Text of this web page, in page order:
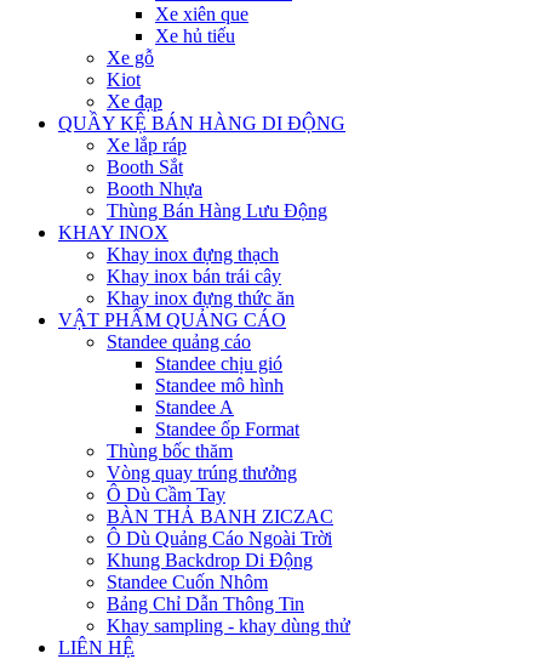
Xe xiên que
Xe hủ tiếu
Xe gỗ
Kiot
Xe đạp
QUẦY KỆ BÁN HÀNG DI ĐỘNG
Xe lắp ráp
Booth Sắt
Booth Nhựa
Thùng Bán Hàng Lưu Động
KHAY INOX
Khay inox đựng thạch
Khay inox bán trái cây
Khay inox đựng thức ăn
VẬT PHẨM QUẢNG CÁO
Standee quảng cáo
Standee chịu gió
Standee mô hình
Standee A
Standee ốp Format
Thùng bốc thăm
Vòng quay trúng thưởng
Ô Dù Cầm Tay
BÀN THẢ BANH ZICZAC
Ô Dù Quảng Cáo Ngoài Trời
Khung Backdrop Di Động
Standee Cuốn Nhôm
Bảng Chỉ Dẫn Thông Tin
Khay sampling - khay dùng thử
LIÊN HỆ